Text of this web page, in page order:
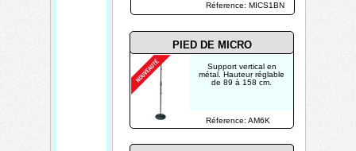
Réference: MICS1BN
longueur du bras: 50
cm-90 cm
PIED DE MICRO
Support vertical en
métal. Hauteur réglable
de 89 à 158 cm.
Réference: AM6K